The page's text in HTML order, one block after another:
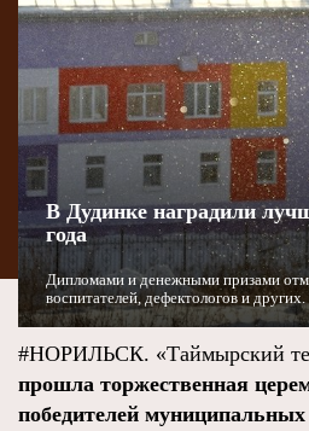
В Дудинке наградили
года
Дипломами и денежными призами
воспитателей, дефектологов и других.
#НОРИЛЬСК. «Таймырский
прошла торжественная
победителей